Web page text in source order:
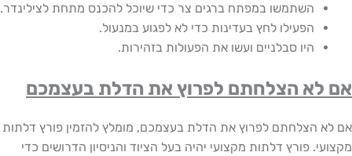
השתמשו במפתח ברגים צר כדי שיוכל להכנס מתחת לצילינדר.
הפעילו לחץ בעדינות כדי לא לפגוע במנעול.
היו סבלניים ועשו את הפעולות בזהירות.
הצלחתם לפרוץ את הדלת בעצמכם
הצלחתם לפרוץ את הדלת בעצמכם, מומלץ להזמין פורץ דלתות
פורץ דלתות מקצועי יהיה בעל הציוד והניסיון הדרושים כדי